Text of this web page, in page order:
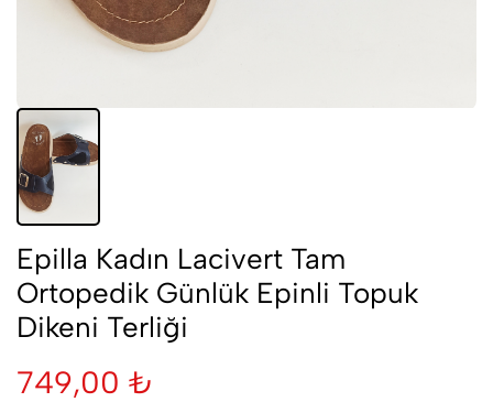
Epilla Kadın Lacivert Tam
Ortopedik Günlük Epinli Topuk
Dikeni Terliği
749,00 ₺